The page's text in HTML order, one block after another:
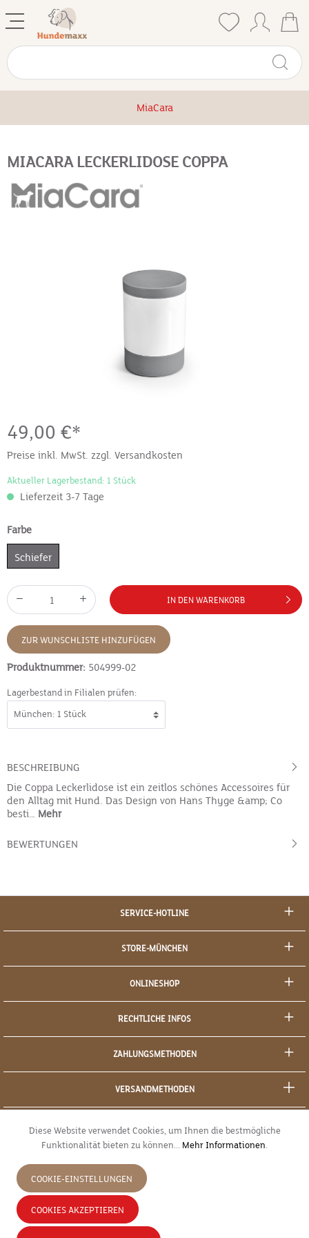
MiaCara
MIACARA LECKERLIDOSE COPPA
49,00 €*
Preise inkl. MwSt. zzgl. Versandkosten
Aktueller Lagerbestand: 1 Stück
Lieferzeit 3-7 Tage
Farbe
Schiefer
IN DEN WARENKORB
ZUR WUNSCHLISTE HINZUFÜGEN
Produktnummer: 504999-02
Lagerbestand in Filialen prüfen:
BESCHREIBUNG
Die Coppa Leckerlidose ist ein zeitlos schönes Accessoires für
den Alltag mit Hund. Das Design von Hans Thyge &amp; Co
besti… Mehr
BEWERTUNGEN
SERVICE-HOTLINE
STORE-MÜNCHEN
ONLINESHOP
RECHTLICHE INFOS
ZAHLUNGSMETHODEN
VERSANDMETHODEN
JETZT WIDERRUFEN
Diese Website verwendet Cookies, um Ihnen die bestmögliche
Funktionalität bieten zu können... Mehr Informationen.
COOKIE-EINSTELLUNGEN
COOKIES AKZEPTIEREN